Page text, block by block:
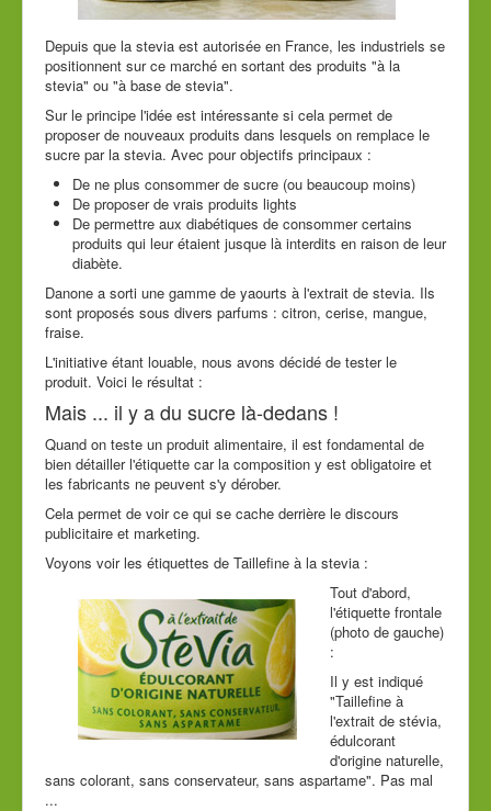
Depuis que la stevia est autorisée en France, les industriels se
positionnent sur ce marché en sortant des produits "à la
stevia" ou "à base de stevia".
Sur le principe l'idée est intéressante si cela permet de
proposer de nouveaux produits dans lesquels on remplace le
sucre par la stevia. Avec pour objectifs principaux :
De ne plus consommer de sucre (ou beaucoup moins)
De proposer de vrais produits lights
De permettre aux diabétiques de consommer certains
produits qui leur étaient jusque là interdits en raison de leur
diabète.
Danone a sorti une gamme de yaourts à l'extrait de stevia. Ils
sont proposés sous divers parfums : citron, cerise, mangue,
fraise.
L'initiative étant louable, nous avons décidé de tester le
produit. Voici le résultat :
Mais ... il y a du sucre là-dedans !
Quand on teste un produit alimentaire, il est fondamental de
bien détailler l'étiquette car la composition y est obligatoire et
les fabricants ne peuvent s'y dérober.
Cela permet de voir ce qui se cache derrière le discours
publicitaire et marketing.
Voyons voir les étiquettes de Taillefine à la stevia :
Tout d'abord,
l'étiquette frontale
(photo de gauche)
:
Il y est indiqué
"Taillefine à
l'extrait de stévia,
édulcorant
d'origine naturelle,
sans colorant, sans conservateur, sans aspartame". Pas mal
...